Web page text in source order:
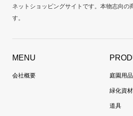
ネットショッピングサイトです。本物志向の
す。
MENU
会社概要 庭園用品
緑化資材
道具